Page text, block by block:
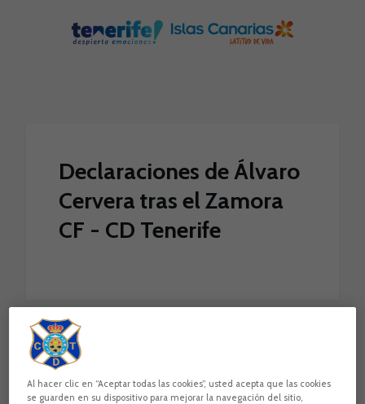
Declaraciones de Álvaro
Cervera tras el Zamora
CF - CD Tenerife
Al hacer clic en “Aceptar todas las cookies”, usted acepta que las cookies
se guarden en su dispositivo para mejorar la navegación del sitio,